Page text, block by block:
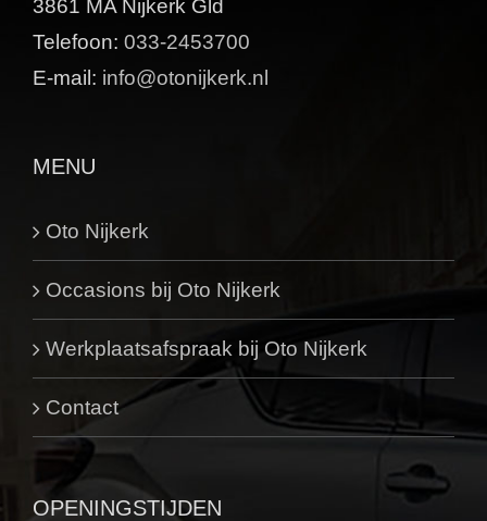
3861 MA Nijkerk Gld
Telefoon: 033-2453700
E-mail: info@otonijkerk.nl
MENU
Oto Nijkerk
Occasions bij Oto Nijkerk
Werkplaatsafspraak bij Oto Nijkerk
Contact
OPENINGSTIJDEN